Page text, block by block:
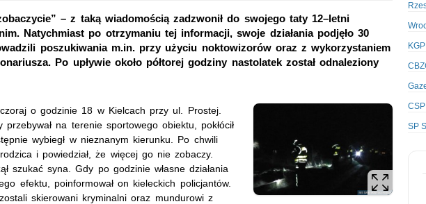
– z taką wiadomością zadzwonił do swojego taty 12–letni
Natychmiast po otrzymaniu tej informacji, swoje działania podjęło 30
poszukiwania m.in. przy użyciu noktowizorów oraz z wykorzystaniem
Po upływie około półtorej godziny nastolatek został odnaleziony
o godzinie 18 w Kielcach przy ul. Prostej.
na terenie sportowego obiektu, pokłócił
wybiegł w nieznanym kierunku. Po chwili
i powiedział, że więcej go nie zobaczy.
szukać syna. Gdy po godzinie własne działania
efektu, poinformował on kieleckich policjantów.
skierowani kryminalni oraz mundurowi z
KGP
SP